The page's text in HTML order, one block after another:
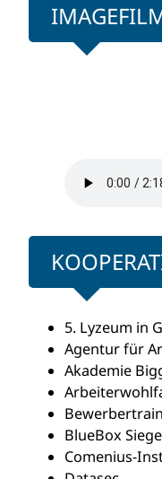
5. Lyzeum in
Agentur für
Akademie
BlueBox
Comenius-